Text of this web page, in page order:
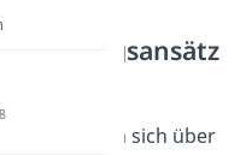
Effekte lassen sich über